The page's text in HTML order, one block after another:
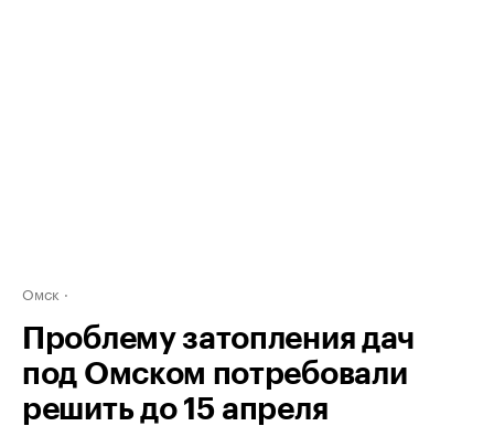
Омск
Проблему затопления дач
под Омском потребовали
решить до 15 апреля